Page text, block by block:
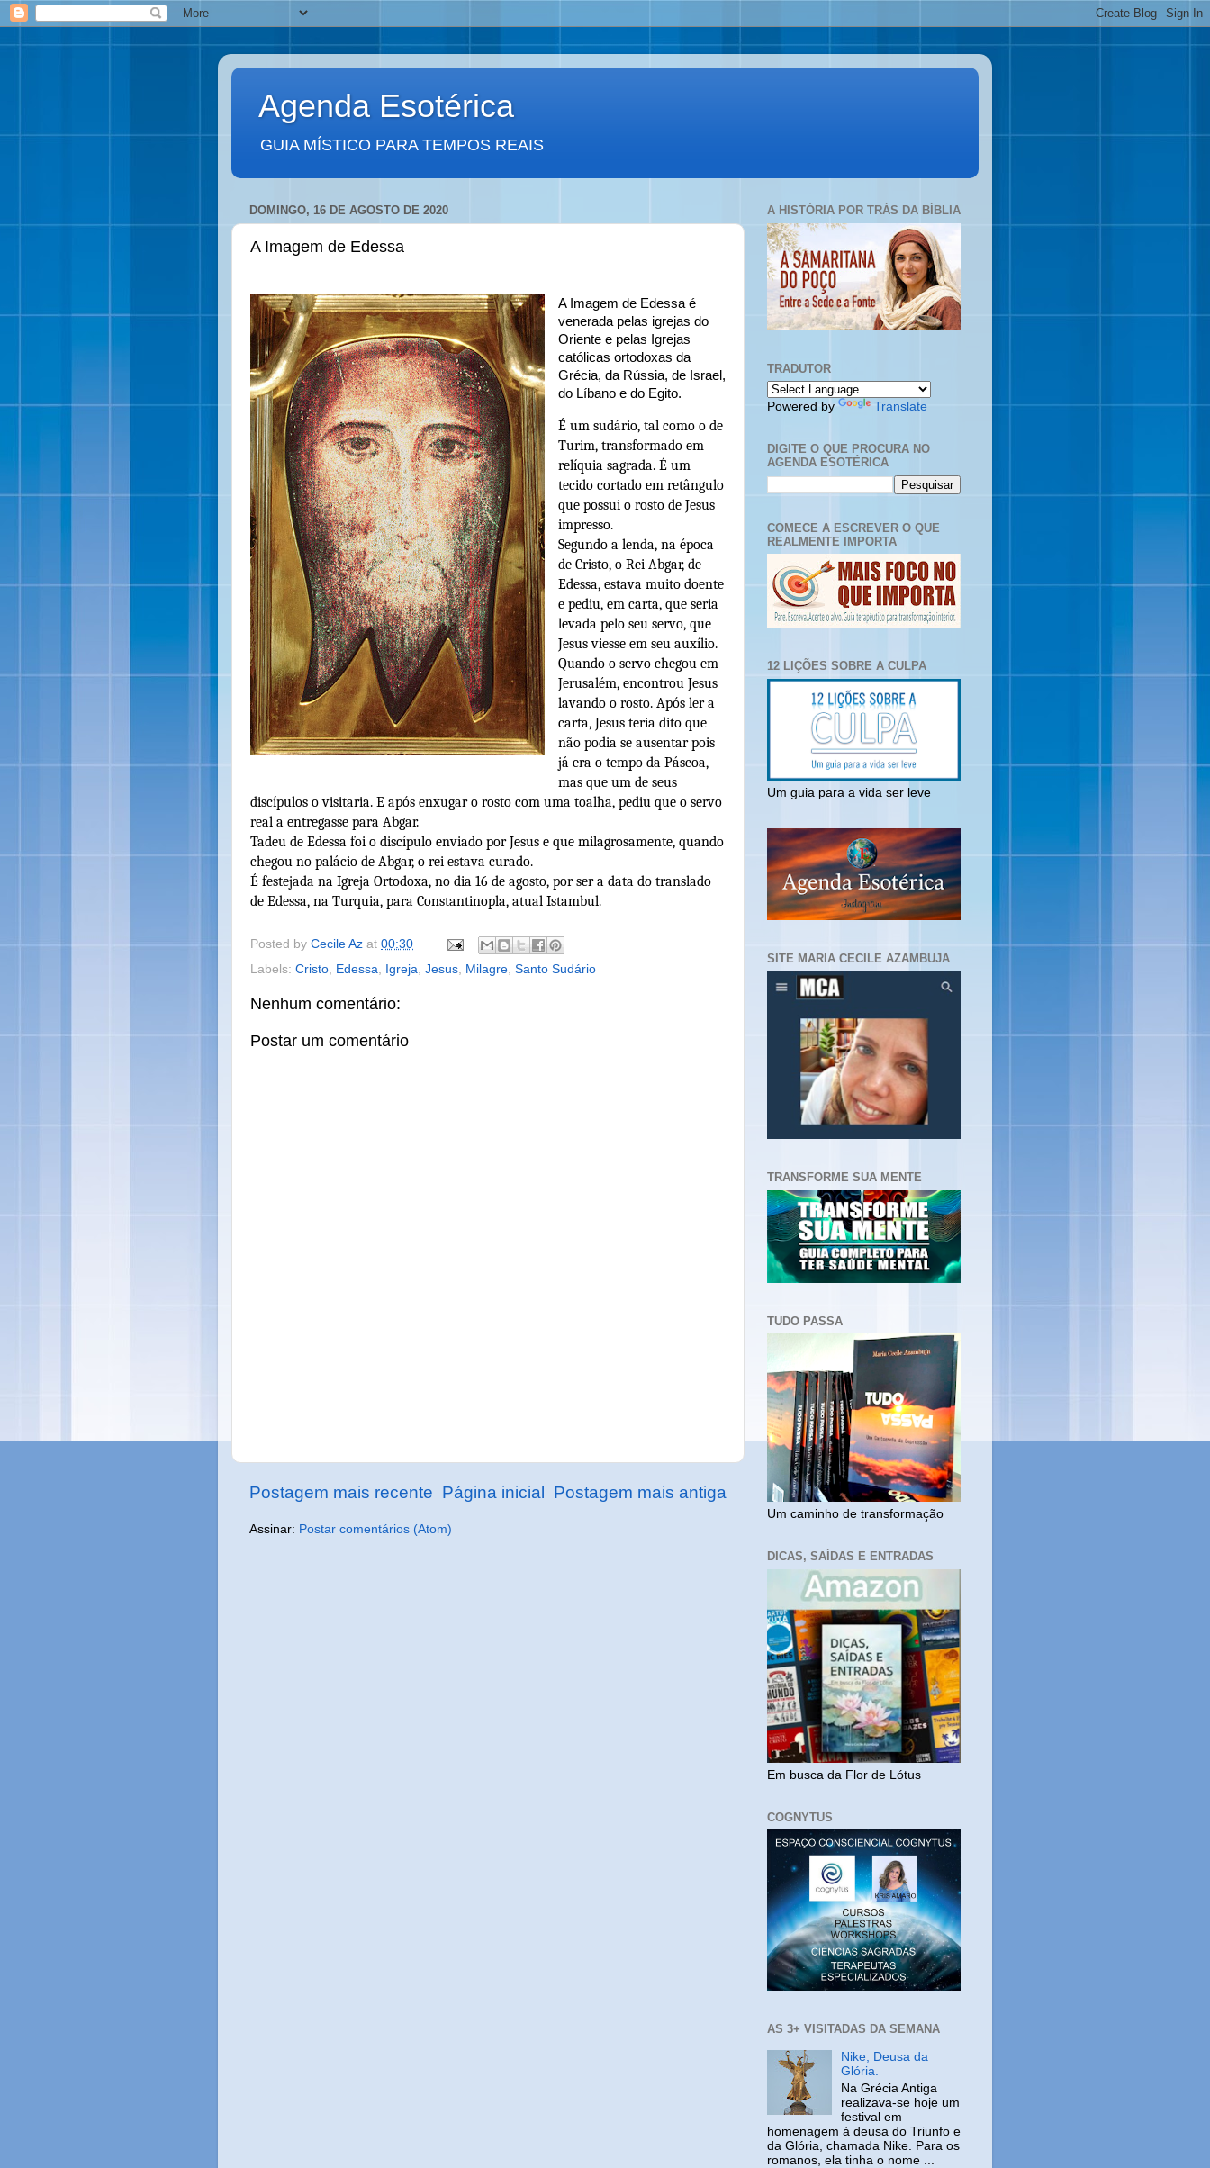
Agenda Esotérica
GUIA MÍSTICO PARA TEMPOS REAIS
DOMINGO, 16 DE AGOSTO DE 2020
A Imagem de Edessa
A Imagem de Edessa é
venerada pelas igrejas do
Oriente e pelas Igrejas
católicas ortodoxas da
Grécia, da Rússia, de Israel,
do Líbano e do Egito.
É um sudário, tal como o de
Turim, transformado em
relíquia sagrada. É um
tecido cortado em retângulo
que possui o rosto de Jesus
impresso.
Segundo a lenda, na época
de Cristo, o Rei Abgar, de
Edessa, estava muito doente
e pediu, em carta, que seria
levada pelo seu servo, que
Jesus viesse em seu auxílio.
Quando o servo chegou em
Jerusalém, encontrou Jesus
lavando o rosto. Após ler a
carta, Jesus teria dito que
não podia se ausentar pois
já era o tempo da Páscoa,
mas que um de seus
discípulos o visitaria. E após enxugar o rosto com uma toalha, pediu que o servo
real a entregasse para Abgar.
Tadeu de Edessa foi o discípulo enviado por Jesus e que milagrosamente, quando
chegou no palácio de Abgar, o rei estava curado.
É festejada na Igreja Ortodoxa, no dia 16 de agosto, por ser a data do translado
de Edessa, na Turquia, para Constantinopla, atual Istambul.
Posted by Cecile Az at 00:30
Labels: Cristo, Edessa, Igreja, Jesus, Milagre, Santo Sudário
Nenhum comentário:
Postar um comentário
Postagem mais recente Postagem mais antiga
Página inicial
Assinar: Postar comentários (Atom)
A HISTÓRIA POR TRÁS DA BÍBLIA
TRADUTOR
Powered by Translate
DIGITE O QUE PROCURA NO
AGENDA ESOTÉRICA
COMECE A ESCREVER O QUE
REALMENTE IMPORTA
12 LIÇÕES SOBRE A CULPA
Um guia para a vida ser leve
SITE MARIA CECILE AZAMBUJA
TRANSFORME SUA MENTE
TUDO PASSA
Um caminho de transformação
DICAS, SAÍDAS E ENTRADAS
Em busca da Flor de Lótus
COGNYTUS
AS 3+ VISITADAS DA SEMANA
Nike, Deusa da
Glória.
Na Grécia Antiga
realizava-se hoje um
festival em
homenagem à deusa do Triunfo e
da Glória, chamada Nike. Para os
romanos, ela tinha o nome ...